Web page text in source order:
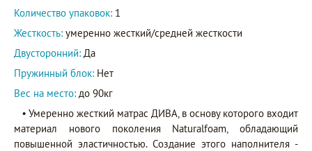
Количество упаковок: 1
Жесткость: умеренно жесткий/средней жесткости
Двусторонний: Да
Пружинный блок: Нет
Вес на место: до 90кг
• Умеренно жесткий матрас ДИВА, в основу которого входит
материал нового поколения Naturalfoаm, обладающий
повышенной эластичностью. Создание этого наполнителя -